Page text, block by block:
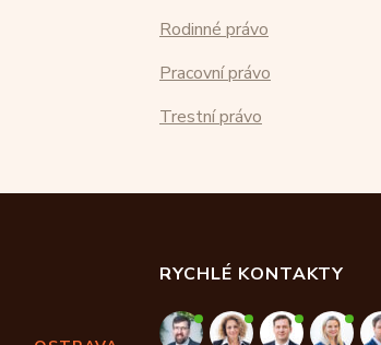
Rodinné právo
Pracovní právo
Trestní právo
RYCHLÉ KONTAKTY